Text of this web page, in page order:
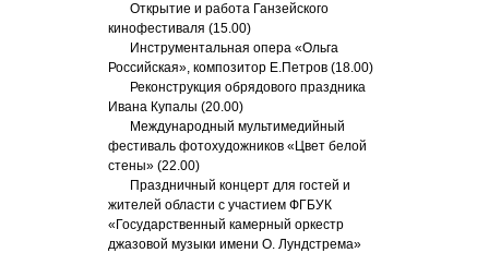
Открытие и работа Ганзейского
кинофестиваля (15.00)
Инструментальная опера «Ольга
Российская», композитор Е.Петров (18.00)
Реконструкция обрядового праздника
Ивана Купалы (20.00)
Международный мультимедийный
фестиваль фотохудожников «Цвет белой
стены» (22.00)
Праздничный концерт для гостей и
жителей области с участием ФГБУК
«Государственный камерный оркестр
джазовой музыки имени О. Лундстрема»